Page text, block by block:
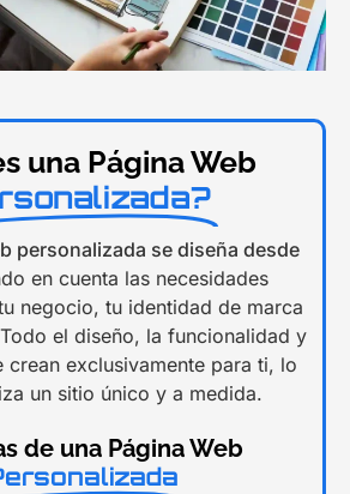
una Página Web
personalizada se diseña desde
en cuenta las necesidades
negocio, tu identidad de marca
el diseño, la funcionalidad y
crean exclusivamente para ti, lo
un sitio único y a medida.
de una Página Web